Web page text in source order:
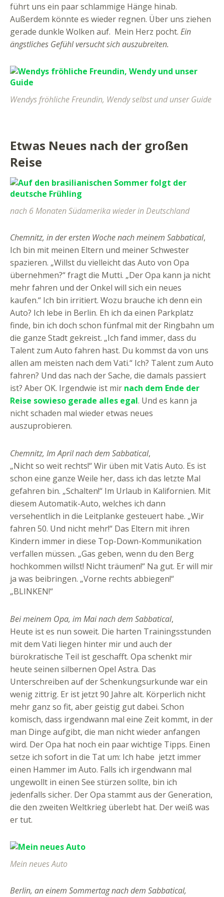
führt uns ein paar schlammige Hänge hinab.
Außerdem könnte es wieder regnen. Über uns ziehen
gerade dunkle Wolken auf. Mein Herz pocht. Ein
ängstliches Gefühl versucht sich auszubreiten.
Wendys fröhliche Freundin, Wendy selbst und unser Guide
Etwas Neues nach der großen
Reise
nach 6 Monaten Südamerika wieder in Deutschland
Chemnitz, in der ersten Woche nach meinem Sabbatical,
Ich bin mit meinen Eltern und meiner Schwester
spazieren. „Willst du vielleicht das Auto von Opa
übernehmen?“ fragt die Mutti. „Der Opa kann ja nicht
mehr fahren und der Onkel will sich ein neues
kaufen.“ Ich bin irritiert. Wozu brauche ich denn ein
Auto? Ich lebe in Berlin. Eh ich da einen Parkplatz
finde, bin ich doch schon fünfmal mit der Ringbahn um
die ganze Stadt gekreist. „Ich fand immer, dass du
Talent zum Auto fahren hast. Du kommst da von uns
allen am meisten nach dem Vati.“ Ich? Talent zum Auto
fahren? Und das nach der Sache, die damals passiert
ist? Aber OK. Irgendwie ist mir nach dem Ende der
Reise sowieso gerade alles egal. Und es kann ja
nicht schaden mal wieder etwas neues
auszuprobieren.
Chemnitz, Im April nach dem Sabbatical,
„Nicht so weit rechts!“ Wir üben mit Vatis Auto. Es ist
schon eine ganze Weile her, dass ich das letzte Mal
gefahren bin. „Schalten!“ Im Urlaub in Kalifornien. Mit
diesem Automatik-Auto, welches ich dann
versehentlich in die Leitplanke gesteuert habe. „Wir
fahren 50. Und nicht mehr!“ Das Eltern mit ihren
Kindern immer in diese Top-Down-Kommunikation
verfallen müssen. „Gas geben, wenn du den Berg
hochkommen willst! Nicht träumen!“ Na gut. Er will mir
ja was beibringen. „Vorne rechts abbiegen!“
„BLINKEN!“
Bei meinem Opa, im Mai nach dem Sabbatical,
Heute ist es nun soweit. Die harten Trainingsstunden
mit dem Vati liegen hinter mir und auch der
bürokratische Teil ist geschafft. Opa schenkt mir
heute seinen silbernen Opel Astra. Das
Unterschreiben auf der Schenkungsurkunde war ein
wenig zittrig. Er ist jetzt 90 Jahre alt. Körperlich nicht
mehr ganz so fit, aber geistig gut dabei. Schon
komisch, dass irgendwann mal eine Zeit kommt, in der
man Dinge aufgibt, die man nicht wieder anfangen
wird. Der Opa hat noch ein paar wichtige Tipps. Einen
setze ich sofort in die Tat um: Ich habe jetzt immer
einen Hammer im Auto. Falls ich irgendwann mal
ungewollt in einen See stürzen sollte, bin ich
jedenfalls sicher. Der Opa stammt aus der Generation,
die den zweiten Weltkrieg überlebt hat. Der weiß was
er tut.
Mein neues Auto
Berlin, an einem Sommertag nach dem Sabbatical,